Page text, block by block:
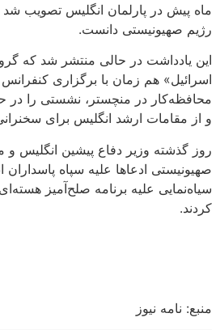
ماه پیش در پارلمان انگلیس تصویب شد
رژیم صهیونیستی دانست.
این یادداشت در حالی منتشر شد که
اسرائیل» هم زمان با برگزاری
محافظه‌کار در منچستر، نشستی را در
و از مقامات ارشد انگلیس برای
روز گذشته وزیر دفاع پیشین انگلیس و
صهیونیستی ادعاها علیه سپاه پاسداران
سیاه‌نمایی علیه برنامه صلح‌آمیز
کردند.
منبع: نامه نیوز